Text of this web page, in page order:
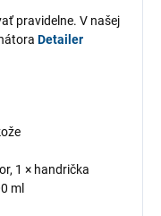
pravidelne. V našej
Detailer
1 × handrička
ml